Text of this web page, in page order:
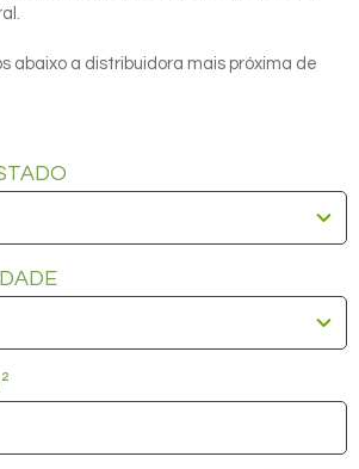
abaixo a distribuidora mais próxima de